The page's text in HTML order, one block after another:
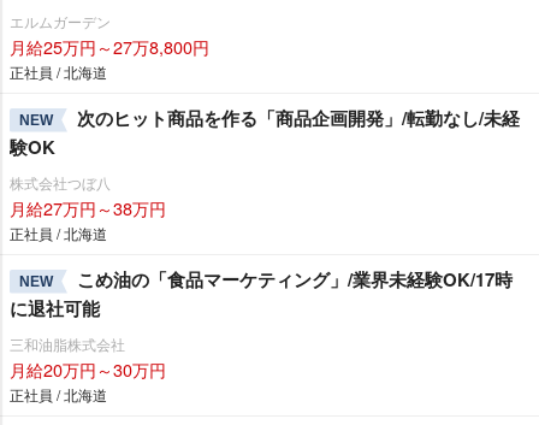
エルムガーデン
月給25万円～27万8,800円
正社員 / 北海道
NEW
次のヒット商品を作る「商品企画開発」/転勤なし/未経
験OK
株式会社つぼ八
月給27万円～38万円
正社員 / 北海道
NEW
こめ油の「食品マーケティング」/業界未経験OK/17時
に退社可能
三和油脂株式会社
月給20万円～30万円
正社員 / 北海道